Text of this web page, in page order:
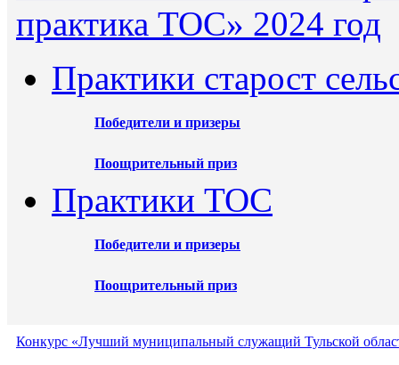
практика ТОС» 2024 год
Практики старост
Победители и призеры
Поощрительный приз
Практики ТОС
Победители и призеры
Поощрительный приз
Конкурс «Лучший муниципальный служащий Тульской